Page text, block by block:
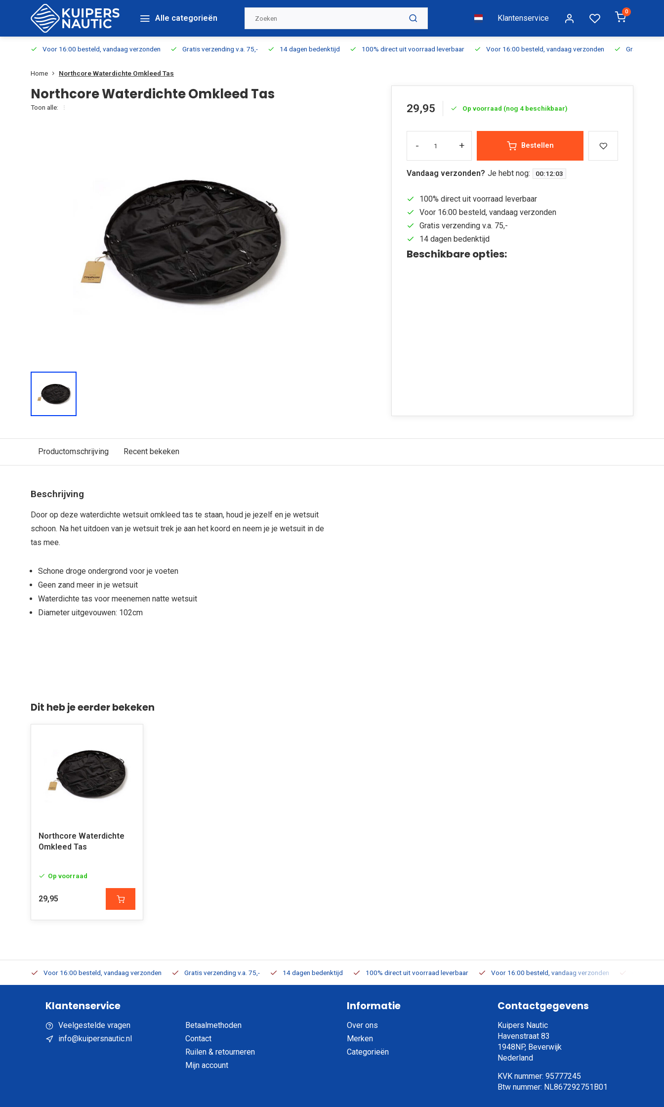
Alle categorieën Klantenservice
0
Voor 16:00 besteld, vandaag verzonden Gratis verzending v.a. 75,- 14 dagen bedenktijd 100% direct uit voorraad leverbaar Voor 16:00 besteld, vandaag verzonden Gratis
Home Northcore Waterdichte Omkleed Tas
Northcore Waterdichte Omkleed Tas
Toon alle: 29,95 Op voorraad (nog 4 beschikbaar)
- + Bestellen
Vandaag verzonden? Je hebt nog: 00:12:02
100% direct uit voorraad leverbaar
Voor 16:00 besteld, vandaag verzonden
Gratis verzending v.a. 75,-
14 dagen bedenktijd
Beschikbare opties:
Productomschrijving Recent bekeken
Beschrijving
Door op deze waterdichte wetsuit omkleed tas te staan, houd je jezelf en je wetsuit
schoon. Na het uitdoen van je wetsuit trek je aan het koord en neem je je wetsuit in de
tas mee.
Schone droge ondergrond voor je voeten
Geen zand meer in je wetsuit
Waterdichte tas voor meenemen natte wetsuit
Diameter uitgevouwen: 102cm
Dit heb je eerder bekeken
Northcore Waterdichte
Omkleed Tas
Op voorraad
29,95
Voor 16:00 besteld, vandaag verzonden Gratis verzending v.a. 75,- 14 dagen bedenktijd 100% direct uit voorraad leverbaar Voor 16:00 besteld, vandaag verzonden
Klantenservice
Veelgestelde vragen
info@kuipersnautic.nl
Betaalmethoden
Contact
Ruilen & retourneren
Mijn account
Informatie
Over ons
Merken
Categorieën
Contactgegevens
Kuipers Nautic
Havenstraat 83
1948NP, Beverwijk
Nederland
KVK nummer: 95777245
Btw nummer: NL867292751B01